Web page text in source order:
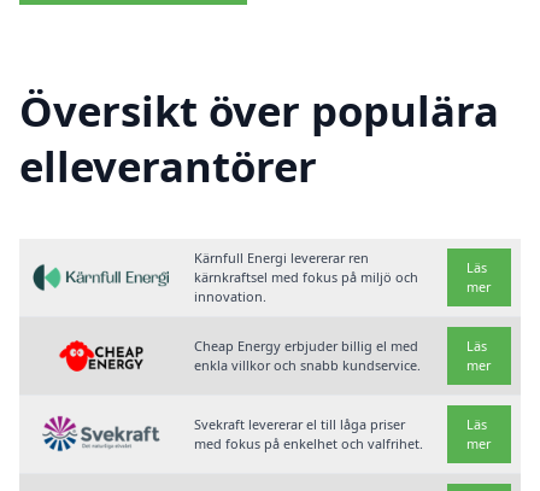
Översikt över populära
elleverantörer
Kärnfull Energi levererar ren
kärnkraftsel med fokus på miljö och
innovation.
Läs
mer
Cheap Energy erbjuder billig el med
enkla villkor och snabb kundservice.
Läs
mer
Svekraft levererar el till låga priser
med fokus på enkelhet och valfrihet.
Läs
mer